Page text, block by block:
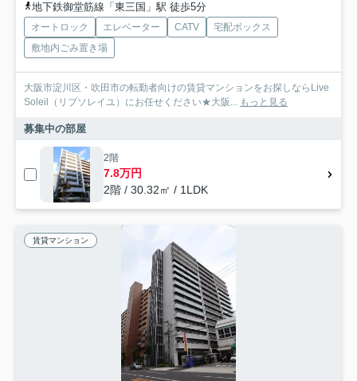
地下鉄御堂筋線「東三国」駅 徒歩5分
オートロック エレベーター CATV
宅配ボックス
敷地内ごみ置き場
大阪市淀川区・吹田市の転勤者向けの賃貸マンションをお探しならLive
Soleil（リブソレイユ）にお任せください★大阪... もっと見る
募集中の部屋
2階
7.8万円
2階 / 30.32㎡ / 1LDK
賃貸マンション